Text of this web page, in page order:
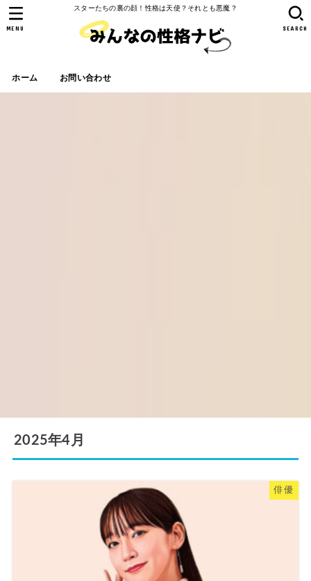
スターたちの裏の顔！性格は天使？それとも悪魔？
ホーム お問い合わせ
SEARCH
MENU
2025年4月
俳優